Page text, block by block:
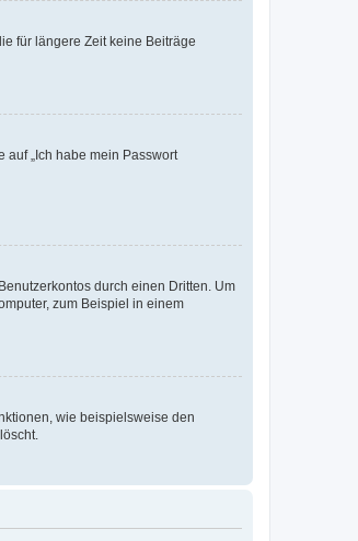
für längere Zeit keine Beiträge
auf „Ich habe mein Passwort
durch einen Dritten. Um
zum Beispiel in einem
wie beispielsweise den